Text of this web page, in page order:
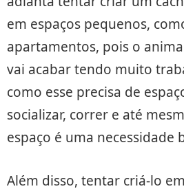
em espaços pequenos,
apartamentos, pois o
vai acabar tendo muito
como esse precisa de
socializar, correr e até
espaço é uma necessidade
Além disso, tentar criá-lo